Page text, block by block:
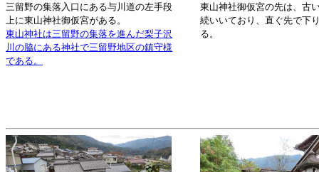
三留野の集落入口にある与川道の左手段
上に東山神社御仮宮がある。
東山神社は三留野の集落を進んだ梨子沢
川の脇にある神社で三留野地区の鎮守様
である。
東山神社御仮宮の先は、古
続いいており、直ぐ先で下
る。